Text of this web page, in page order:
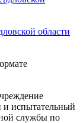
области
и испытательный
службы по